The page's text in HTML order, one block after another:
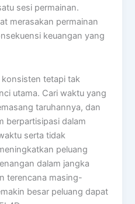
sesi permainan.
merasakan permainan
keuangan yang
konsisten tetapi tak
utama. Cari waktu yang
taruhannya, dan
berpartisipasi dalam
serta tidak
peluang
dalam jangka
terencana masing-
besar peluang dapat